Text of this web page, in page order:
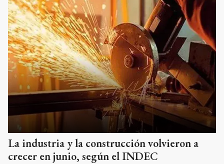
La industria y la construcción volvieron a
crecer en junio, según el INDEC